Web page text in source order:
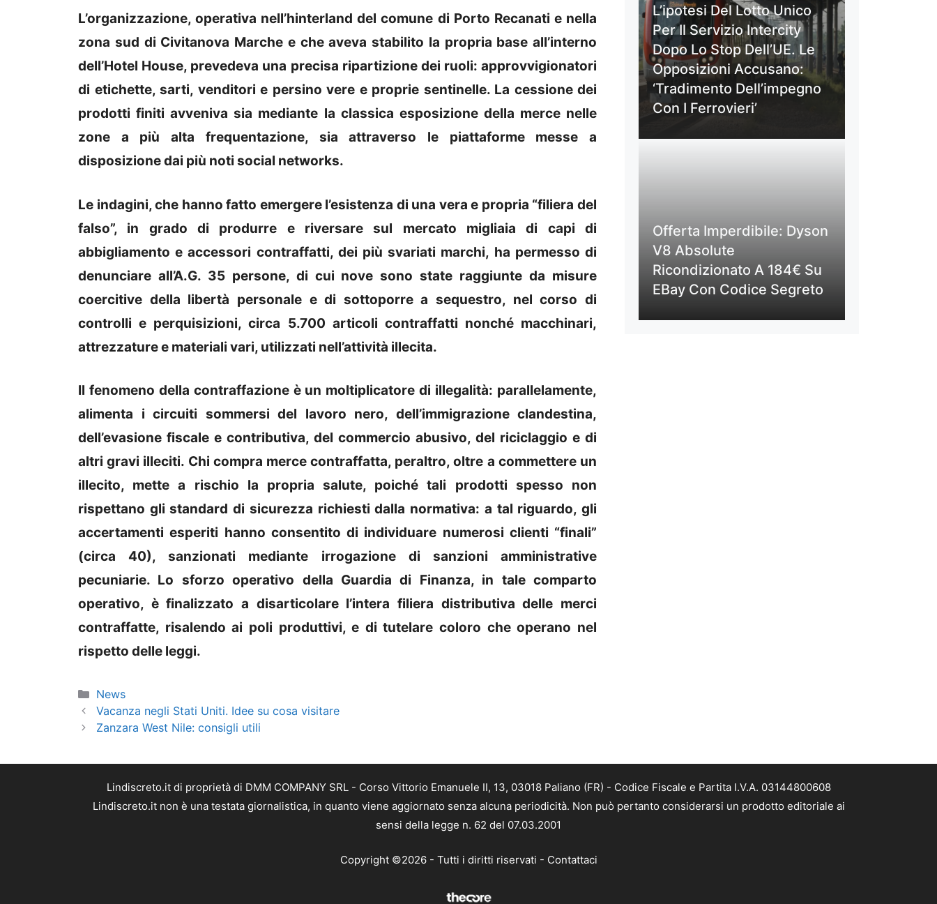
L’organizzazione, operativa nell’hinterland del comune di Porto Recanati e nella
zona sud di Civitanova Marche e che aveva stabilito la propria base all’interno
dell’Hotel House, prevedeva una precisa ripartizione dei ruoli: approvvigionatori
di etichette, sarti, venditori e persino vere e proprie sentinelle. La cessione dei
prodotti finiti avveniva sia mediante la classica esposizione della merce nelle
zone a più alta frequentazione, sia attraverso le piattaforme messe a
disposizione dai più noti social networks.
Le indagini, che hanno fatto emergere l’esistenza di una vera e propria “filiera del
falso”, in grado di produrre e riversare sul mercato migliaia di capi di
abbigliamento e accessori contraffatti, dei più svariati marchi, ha permesso di
denunciare all’A.G. 35 persone, di cui nove sono state raggiunte da misure
coercitive della libertà personale e di sottoporre a sequestro, nel corso di
controlli e perquisizioni, circa 5.700 articoli contraffatti nonché macchinari,
attrezzature e materiali vari, utilizzati nell’attività illecita.
Il fenomeno della contraffazione è un moltiplicatore di illegalità: parallelamente,
alimenta i circuiti sommersi del lavoro nero, dell’immigrazione clandestina,
dell’evasione fiscale e contributiva, del commercio abusivo, del riciclaggio e di
altri gravi illeciti. Chi compra merce contraffatta, peraltro, oltre a commettere un
illecito, mette a rischio la propria salute, poiché tali prodotti spesso non
rispettano gli standard di sicurezza richiesti dalla normativa: a tal riguardo, gli
accertamenti esperiti hanno consentito di individuare numerosi clienti “finali”
(circa 40), sanzionati mediante irrogazione di sanzioni amministrative
pecuniarie. Lo sforzo operativo della Guardia di Finanza, in tale comparto
operativo, è finalizzato a disarticolare l’intera filiera distributiva delle merci
contraffatte, risalendo ai poli produttivi, e di tutelare coloro che operano nel
rispetto delle leggi.
Categorie
News
Vacanza negli Stati Uniti. Idee su cosa visitare
Zanzara West Nile: consigli utili
L’ipotesi Del Lotto Unico
Per Il Servizio Intercity
Dopo Lo Stop Dell’UE. Le
Opposizioni Accusano:
‘Tradimento Dell’impegno
Con I Ferrovieri’
Offerta Imperdibile: Dyson
V8 Absolute
Ricondizionato A 184€ Su
EBay Con Codice Segreto
Lindiscreto.it di proprietà di DMM COMPANY SRL - Corso Vittorio Emanuele II, 13, 03018 Paliano (FR) - Codice Fiscale e Partita I.V.A. 03144800608
Lindiscreto.it non è una testata giornalistica, in quanto viene aggiornato senza alcuna periodicità. Non può pertanto considerarsi un prodotto editoriale ai
sensi della legge n. 62 del 07.03.2001
Copyright ©2026 - Tutti i diritti riservati - Contattaci